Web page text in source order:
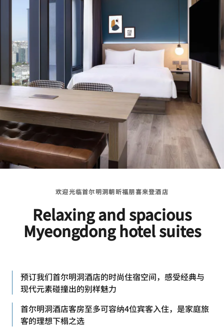
欢迎光临首尔明洞朝昕福朋喜来登酒店
Relaxing and spacious
Myeongdong hotel suites
预订我们首尔明洞酒店的时尚住宿空间，感受经典与
现代元素碰撞出的别样魅力
首尔明洞酒店客房至多可容纳4位宾客入住，是家庭旅
客的理想下榻之选